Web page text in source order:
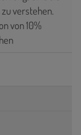
verstehen.
von 10%